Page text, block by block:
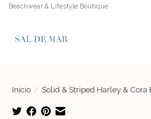
Beachwear & Lifestyle Boutique
Inicio / Solid & Striped Harley & Cora